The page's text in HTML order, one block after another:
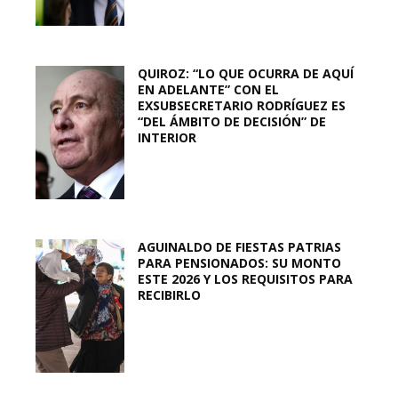
QUIROZ: “LO QUE OCURRA DE AQUÍ
EN ADELANTE” CON EL
EXSUBSECRETARIO RODRÍGUEZ ES
“DEL ÁMBITO DE DECISIÓN” DE
INTERIOR
AGUINALDO DE FIESTAS PATRIAS
PARA PENSIONADOS: SU MONTO
ESTE 2026 Y LOS REQUISITOS PARA
RECIBIRLO